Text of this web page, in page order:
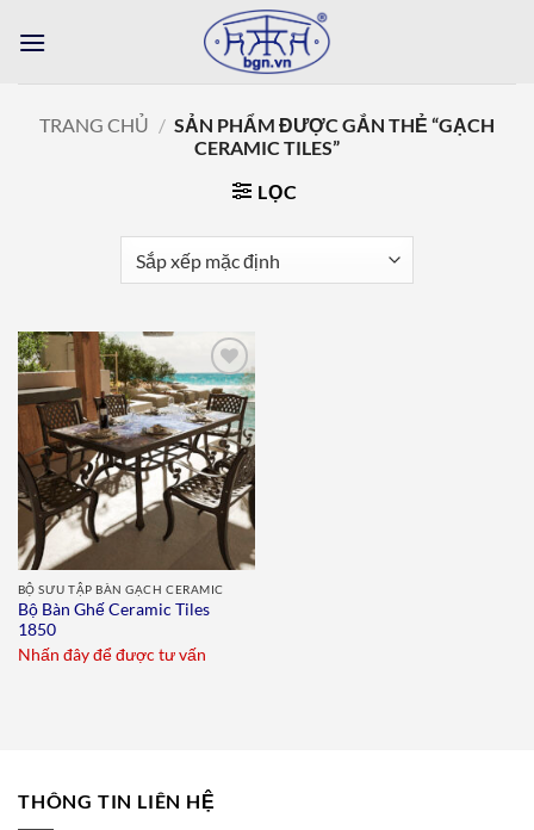
qua
TRANG CHỦ / SẢN PHẨM ĐƯỢC GẮN THẺ “GẠCH
CERAMIC TILES”
LỌC
Add to
wishlist
BỘ SƯU TẬP BÀN GẠCH CERAMIC
Bộ Bàn Ghế Ceramic Tiles
1850
Nhấn đây để được tư vấn
THÔNG TIN LIÊN HỆ